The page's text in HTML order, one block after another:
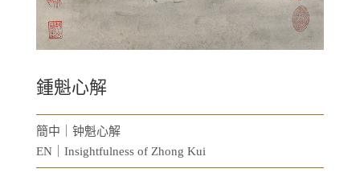
鍾魁心解
簡中｜钟魁心解
EN｜Insightfulness of Zhong Kui